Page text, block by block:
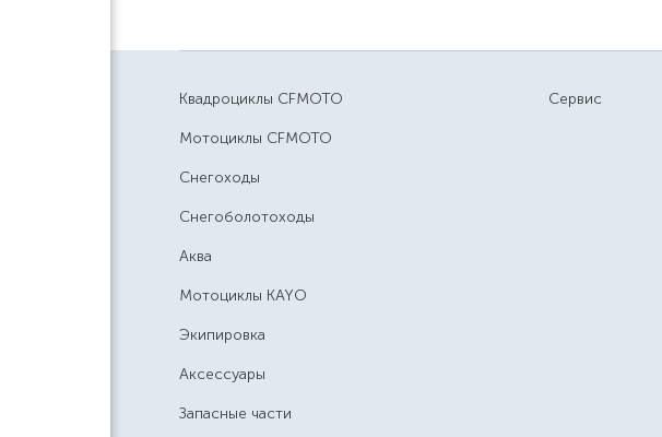
Квадроциклы CFMOTO
Мотоциклы CFMOTO
Снегоходы
Снегоболотоходы
Аква
Мотоциклы KAYO
Экипировка
Аксессуары
Запасные части
Сервис